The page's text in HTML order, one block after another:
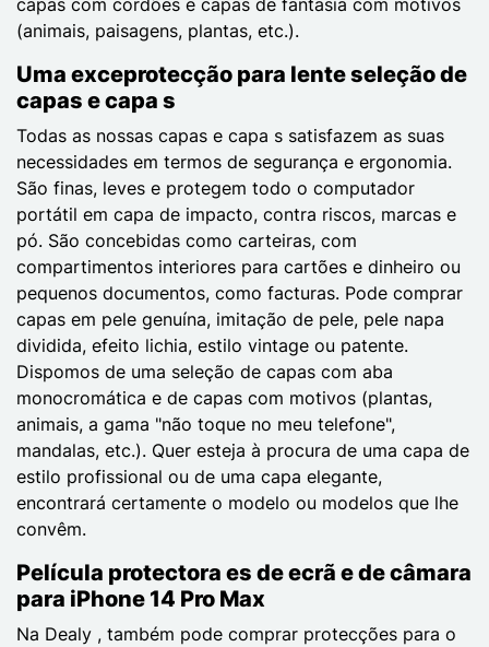
(animais, paisagens, plantas, etc.).
Uma exceprotecção para lente seleção de
capas e capa s
Todas as nossas capas e capa s satisfazem as suas
necessidades em termos de segurança e ergonomia.
São finas, leves e protegem todo o computador
portátil em capa de impacto, contra riscos, marcas e
pó. São concebidas como carteiras, com
compartimentos interiores para cartões e dinheiro ou
pequenos documentos, como facturas. Pode comprar
capas em pele genuína, imitação de pele, pele napa
dividida, efeito lichia, estilo vintage ou patente.
Dispomos de uma seleção de capas com aba
monocromática e de capas com motivos (plantas,
animais, a gama "não toque no meu telefone",
mandalas, etc.). Quer esteja à procura de uma capa de
estilo profissional ou de uma capa elegante,
encontrará certamente o modelo ou modelos que lhe
convêm.
Película protectora es de ecrã e de câmara
para iPhone 14 Pro Max
Na Dealy , também pode comprar protecções para o